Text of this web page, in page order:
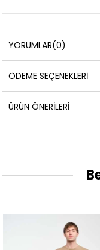
YORUMLAR(0)
ÖDEME SEÇENEKLERI
ÜRÜN ÖNERILERI